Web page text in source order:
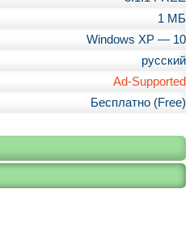
1 МБ
Windows XP — 10
русский
Ad-Supported
Бесплатно (Free)